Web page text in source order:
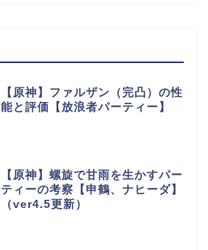
【原神】ファルザン（完凸）の性
能と評価【放浪者パーティー】
【原神】螺旋で甘雨を生かすパー
ティーの考察【申鶴、ナヒーダ】
（ver4.5更新）